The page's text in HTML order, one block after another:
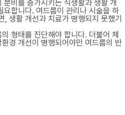
비를 증가시키는 식생활과 생활 개
합니다. 여드름이 관리나 시술을 하
생활 개선과 치료가 병행되지 못했기
형태를 진단해야 합니다. 더불어 체
경 개선이 병행되어야만 여드름의 반